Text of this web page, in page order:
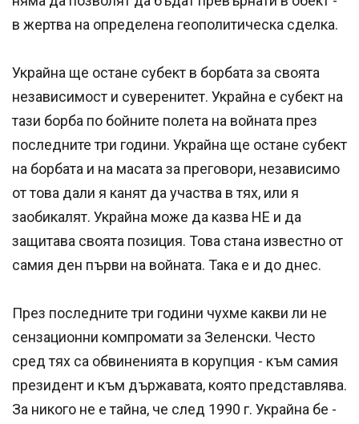
в жертва на определена геополитическа сделка.
Украйна ще остане субект в борбата за своята
независимост и суверенитет. Украйна е субект на
тази борба по бойните полета на войната през
последните три години. Украйна ще остане субект
на борбата и на масата за преговори, независимо
от това дали я канят да участва в тях, или я
заобикалят. Украйна може да казва НЕ и да
защитава своята позиция. Това стана известно от
самия ден първи на войната. Така е и до днес.
През последните три години чухме какви ли не
сензационни компромати за Зеленски. Често
сред тях са обвиненията в корупция - към самия
президент и към държавата, която представлява.
За никого не е тайна, че след 1990 г. Украйна бе -